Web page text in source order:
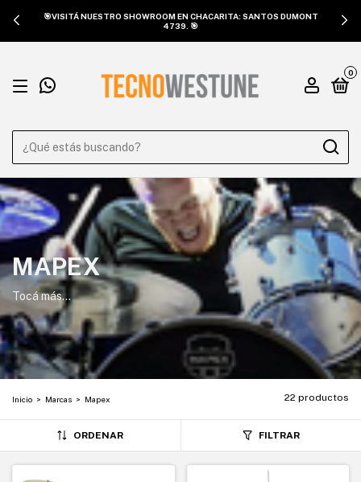
🎯VISITÁ NUESTRO SHOWROOM EN CHACARITA: SANTOS DUMONT
4739. 🎯
0
MAPEX
Tocá más...
Inicio > Marcas > Mapex 22 productos
ORDENAR FILTRAR